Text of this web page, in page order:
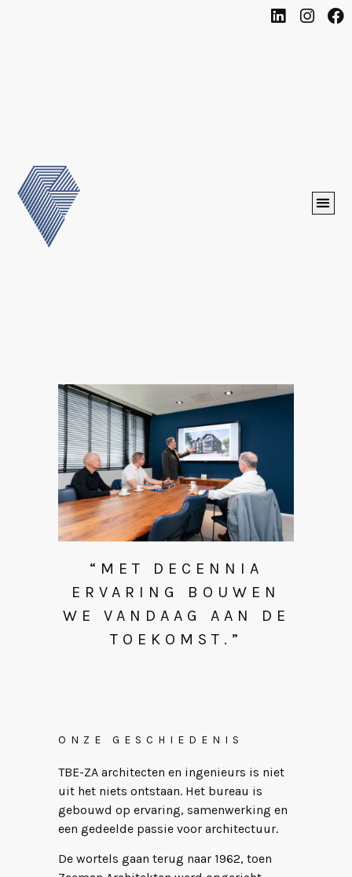
“MET DECENNIA
ERVARING BOUWEN
WE VANDAAG AAN DE
TOEKOMST.”
ONZE GESCHIEDENIS
TBE-ZA architecten en ingenieurs is niet
uit het niets ontstaan. Het bureau is
gebouwd op ervaring, samenwerking en
een gedeelde passie voor architectuur.
De wortels gaan terug naar 1962, toen